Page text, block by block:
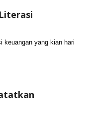
keuangan yang kian hari